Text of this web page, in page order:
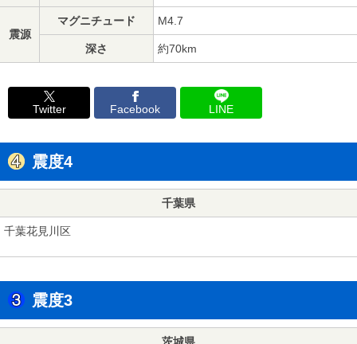
震源
マグニチュード M4.7
深さ 約70km
Twitter Facebook LINE
震度4
千葉県
千葉花見川区
震度3
茨城県